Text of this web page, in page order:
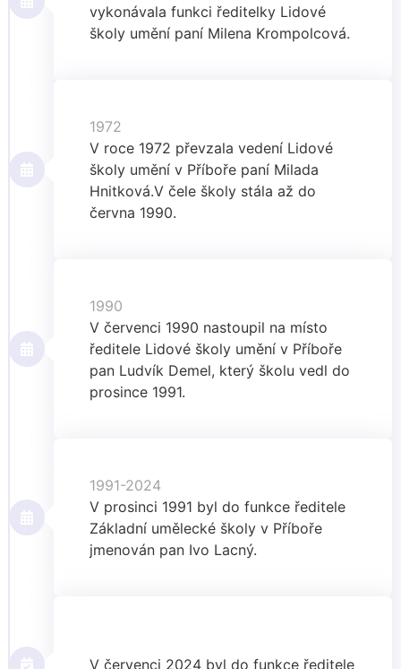
vykonávala funkci ředitelky Lidové
školy umění paní Milena Krompolcová.
1972
V roce 1972 převzala vedení Lidové
školy umění v Příboře paní Milada
Hnitková.V čele školy stála až do
června 1990.
1990
V červenci 1990 nastoupil na místo
ředitele Lidové školy umění v Příboře
pan Ludvík Demel, který školu vedl do
prosince 1991.
1991-2024
V prosinci 1991 byl do funkce ředitele
Základní umělecké školy v Příboře
jmenován pan Ivo Lacný.
V červenci 2024 byl do funkce ředitele